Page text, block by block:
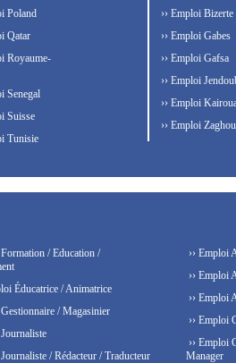
Poland
Qatar
Royaume-
Senegal
Suisse
Tunisie
›› Emploi Bizerte
›› Emploi Gabes
›› Emploi Gafsa
›› Emploi
›› Emploi
›› Emploi
Formation / Education /
Éducatrice / Animatrice
Gestionnaire / Magasinier
/ Rédacteur / Traducteur
›› Emploi
›› Emploi
›› Emploi
›› Emploi
›› Emploi
Manager